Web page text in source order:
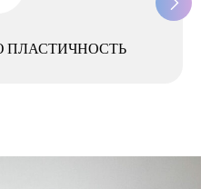
ПЛАСТИЧНОСТЬ